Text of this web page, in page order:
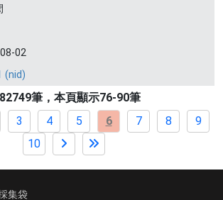
02
(nid)
筆，本頁顯示76-90筆
3 4 5 6 7 8
9
10
集袋